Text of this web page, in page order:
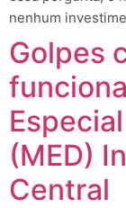
nenhum
Golpes
(MED)
Central